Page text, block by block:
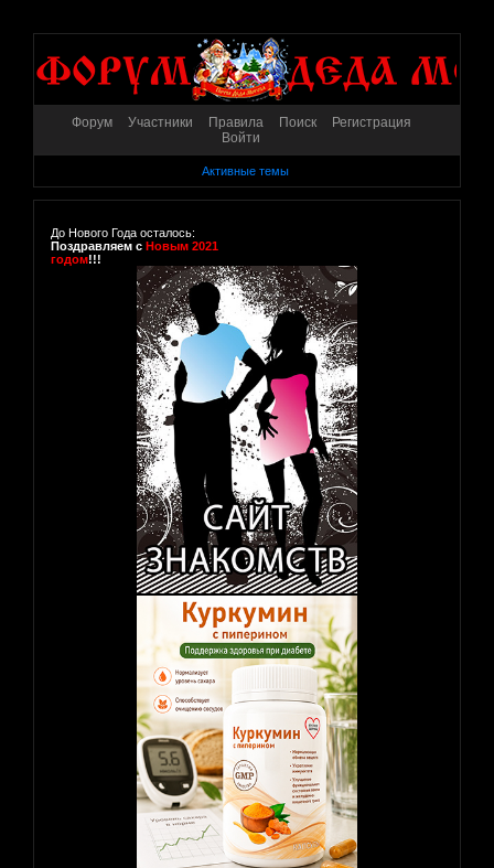
Форум Участники Правила Поиск
Регистрация
Войти
Активные темы
До Нового Года осталось:
Поздравляем с Новым 2021
годом!!!